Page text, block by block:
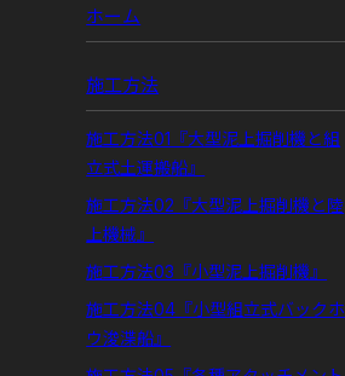
ホーム
施工方法
施工方法01『大型泥上掘削機と組
立式土運搬船』
施工方法02『大型泥上掘削機と陸
上機械』
施工方法03『小型泥上掘削機』
施工方法04『小型組立式バックホ
ウ浚渫船』